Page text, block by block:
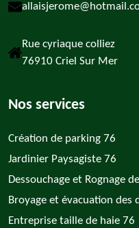
Rue cyriaque colliez
76910 Criel Sur Mer
Nos services
Création de parking 76
Jardinier Paysagiste 76
Dessouchage et Rognage
Broyage et évacuation des
Entreprise taille de haie 76